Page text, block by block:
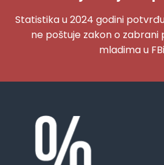
Statistika u 2024 godini
ne poštuje zakon o zabrani
mladima u